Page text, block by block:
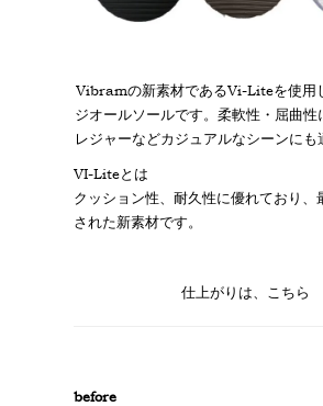
Vibramの新素材であるVi-Liteを使用
ジオールソールです。柔軟性・屈曲
レジャーなどカジュアルなシーンにも
VI-Liteとは
クッション性、耐久性に優れており、
された新素材です。
仕上がりは、こちら
before